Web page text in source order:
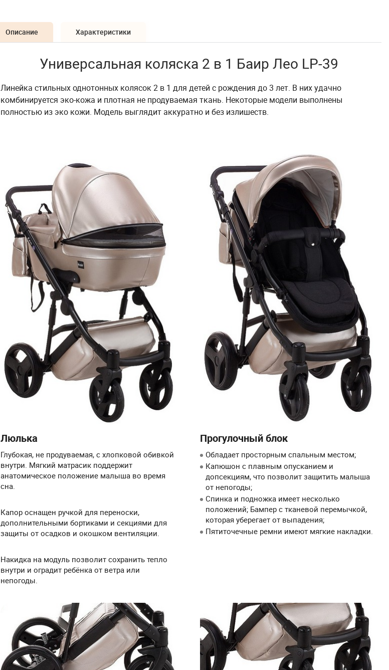
Описание Характеристики
Универсальная коляска 2 в 1 Баир Лео LP-39
Линейка стильных однотонных колясок 2 в 1 для детей с рождения до 3 лет. В них удачно
комбинируется эко-кожа и плотная не продуваемая ткань. Некоторые модели выполнены
полностью из эко кожи. Модель выглядит аккуратно и без излишеств.
Люлька
Глубокая, не продуваемая, с хлопковой обивкой
внутри. Мягкий матрасик поддержит
анатомическое положение малыша во время
сна.
Капор оснащен ручкой для переноски,
дополнительными бортиками и секциями для
защиты от осадков и окошком вентиляции.
Накидка на модуль позволит сохранить тепло
внутри и оградит ребёнка от ветра или
непогоды.
Прогулочный блок
Обладает просторным спальным местом;
Капюшон с плавным опусканием и
допсекциям, что позволит защитить малыша
от непогоды;
Спинка и подножка имеет несколько
положений; Бампер с тканевой перемычкой,
которая уберегает от выпадения;
Пятиточечные ремни имеют мягкие накладки.